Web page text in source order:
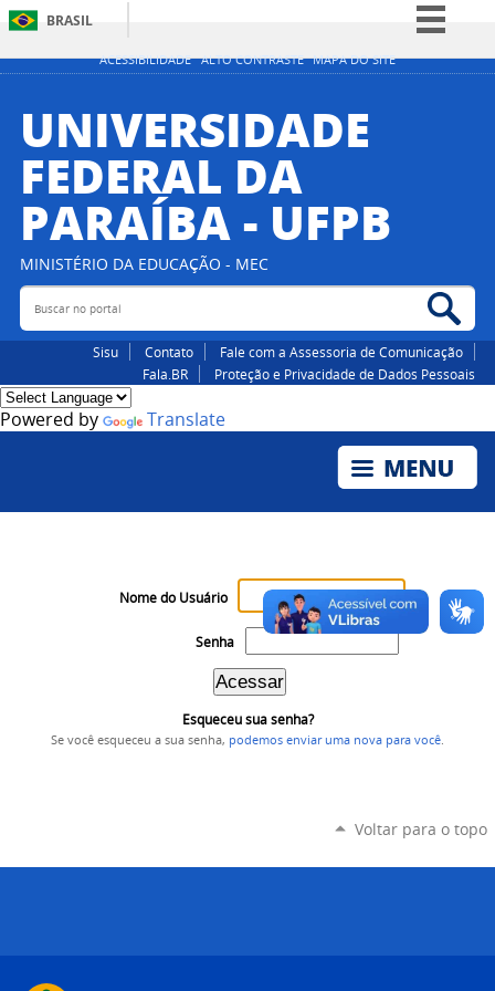
ACESSIBILIDADE ALTO CONTRASTE MAPA DO SITE
BRASIL
Simplifique!
Participe
Acesso à informação
Canais
UNIVERSIDADE
FEDERAL DA
PARAÍBA - UFPB
MINISTÉRIO DA EDUCAÇÃO - MEC
Buscar no portal
Sisu Contato
Fale com a Assessoria de Comunicação
Fala.BR
Proteção e Privacidade de Dados Pessoais
Powered by Translate
Nome do Usuário
Senha
Esqueceu sua senha?
Se você esqueceu a sua senha, podemos enviar uma nova para você
Voltar para o topo